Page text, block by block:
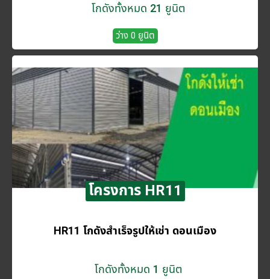
โกดังทั้งหมด 21 ยูนิต
ว่าง 0 ยูนิต
โครงการ HR11
HR11 โกดังสำเร็จรูปให้เช่า ดอนเมือง
โกดังทั้งหมด 1 ยูนิต